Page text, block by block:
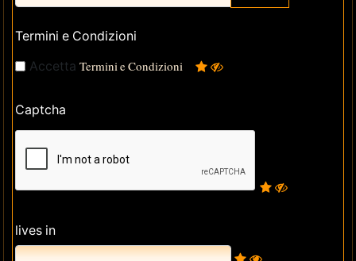
Termini e Condizioni
AccettaTermini e Condizioni
Captcha
lives in